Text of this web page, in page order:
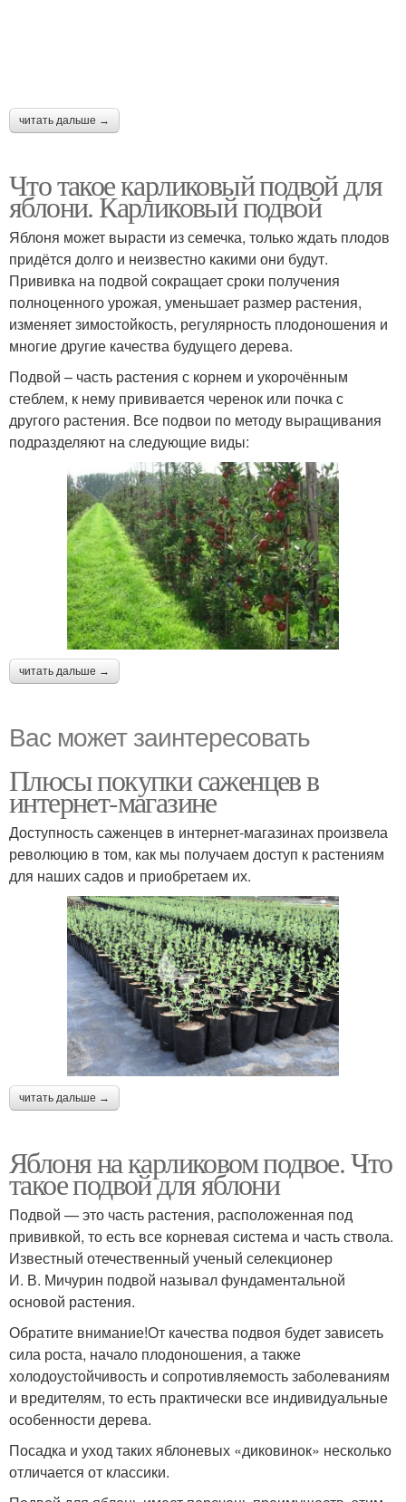
читать дальше →
Что такое карликовый подвой для
яблони. Карликовый подвой
Яблоня может вырасти из семечка, только ждать плодов
придётся долго и неизвестно какими они будут.
Прививка на подвой сокращает сроки получения
полноценного урожая, уменьшает размер растения,
изменяет зимостойкость, регулярность плодоношения и
многие другие качества будущего дерева.
Подвой – часть растения с корнем и укорочённым
стеблем, к нему прививается черенок или почка с
другого растения. Все подвои по методу выращивания
подразделяют на следующие виды:
читать дальше →
Вас может заинтересовать
Плюсы покупки саженцев в
интернет-магазине
Доступность саженцев в интернет-магазинах произвела
революцию в том, как мы получаем доступ к растениям
для наших садов и приобретаем их.
читать дальше →
Яблоня на карликовом подвое. Что
такое подвой для яблони
Подвой — это часть растения, расположенная под
прививкой, то есть все корневая система и часть ствола.
Известный отечественный ученый селекционер
И. В. Мичурин подвой называл фундаментальной
основой растения.
Обратите внимание!От качества подвоя будет зависеть
сила роста, начало плодоношения, а также
холодоустойчивость и сопротивляемость заболеваниям
и вредителям, то есть практически все индивидуальные
особенности дерева.
Посадка и уход таких яблоневых «диковинок» несколько
отличается от классики.